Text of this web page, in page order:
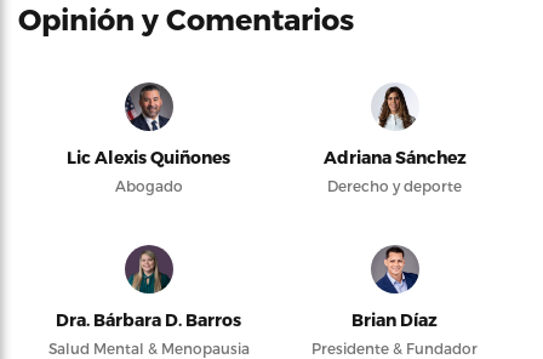
Opinión y Comentarios
Lic Alexis Quiñones
Abogado
Adriana Sánchez
Derecho y deporte
Dra. Bárbara D. Barros
Salud Mental & Menopausia
Brian Díaz
Presidente & Fundador